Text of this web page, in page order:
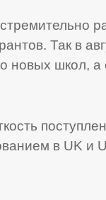
Так в
новых школ,
в UK и